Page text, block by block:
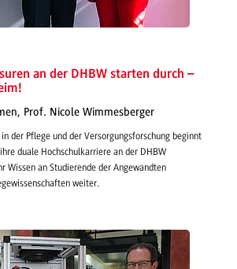
an der DHBW starten durch –
Prof. Nicole Wimmesberger
der Pflege und der Versorgungsforschung beginnt
duale Hochschulkarriere an der DHBW
Wissen an Studierende der Angewandten
weiter.